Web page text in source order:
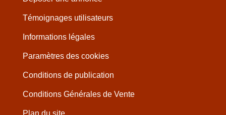
Témoignages utilisateurs
Informations légales
Paramètres des cookies
Conditions de publication
Conditions Générales de Vente